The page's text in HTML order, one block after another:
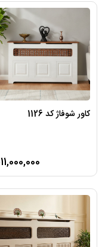
کاور شوفاژ کد 1126
11,000,000تومان